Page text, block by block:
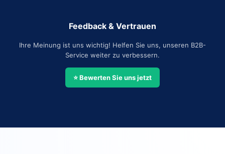
Feedback & Vertrauen
Ihre Meinung ist uns wichtig! Helfen Sie uns, unseren B2B-
Service weiter zu verbessern.
⭐ Bewerten Sie uns jetzt